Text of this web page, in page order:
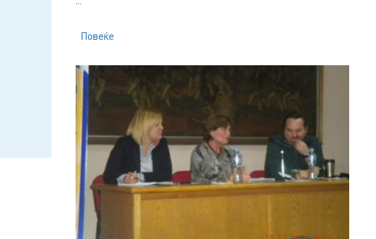
Повеќе